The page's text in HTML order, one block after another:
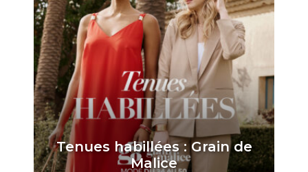
Tenues habillées : Grain de
Malice